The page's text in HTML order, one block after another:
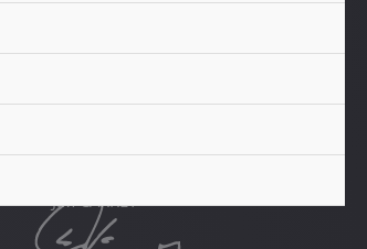
música de peligro
JIM CARREY